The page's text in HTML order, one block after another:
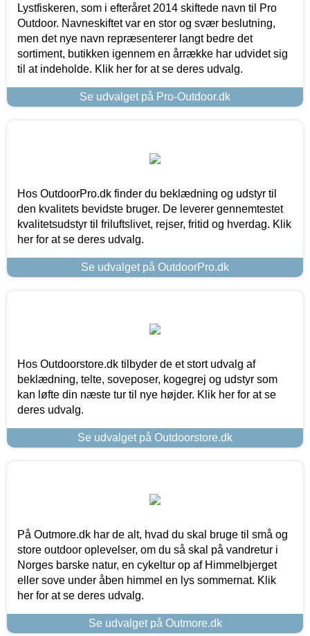
Lystfiskeren, som i efteråret 2014 skiftede navn til Pro
Outdoor. Navneskiftet var en stor og svær beslutning,
men det nye navn repræsenterer langt bedre det
sortiment, butikken igennem en årrække har udvidet sig
til at indeholde. Klik her for at se deres udvalg.
Se udvalget på Pro-Outdoor.dk
Hos OutdoorPro.dk finder du beklædning og udstyr til
den kvalitets bevidste bruger. De leverer gennemtestet
kvalitetsudstyr til friluftslivet, rejser, fritid og hverdag. Klik
her for at se deres udvalg.
Se udvalget på OutdoorPro.dk
Hos Outdoorstore.dk tilbyder de et stort udvalg af
beklædning, telte, soveposer, kogegrej og udstyr som
kan løfte din næste tur til nye højder. Klik her for at se
deres udvalg.
Se udvalget på Outdoorstore.dk
På Outmore.dk har de alt, hvad du skal bruge til små og
store outdoor oplevelser, om du så skal på vandretur i
Norges barske natur, en cykeltur op af Himmelbjerget
eller sove under åben himmel en lys sommernat. Klik
her for at se deres udvalg.
Se udvalget på Outmore.dk